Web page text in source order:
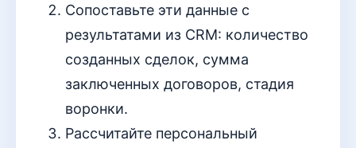
Сопоставьте эти данные с
результатами из CRM: количество
созданных сделок, сумма
заключенных договоров, стадия
воронки.
Рассчитайте персональный